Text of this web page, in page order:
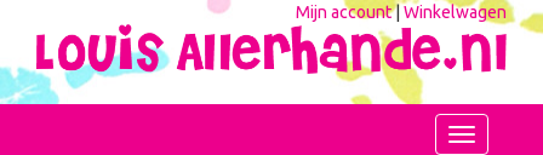
Mijn account|Winkelwagen
Toggle